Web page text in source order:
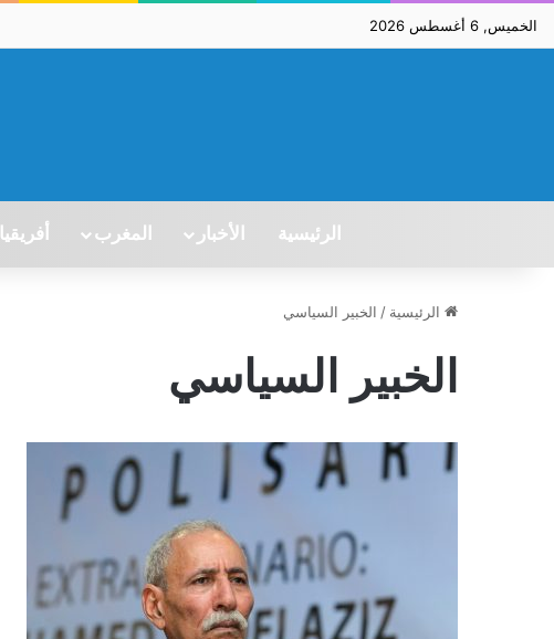
الخميس, 6 أغسطس 2026
الرئيسية الأخبار المغرب أفريقيا
الرئيسية / الخبير السياسي
الخبير السياسي